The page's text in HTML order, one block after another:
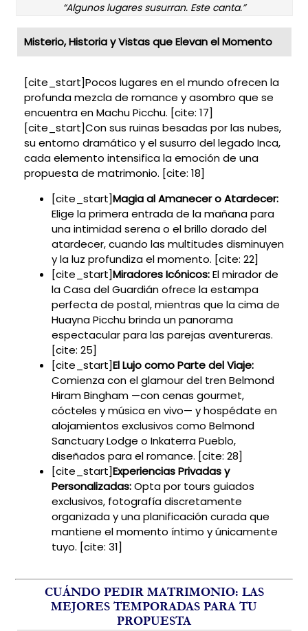
“Algunos lugares susurran. Este canta.”
Misterio, Historia y Vistas que Elevan el Momento
[cite_start]Pocos lugares en el mundo ofrecen la
profunda mezcla de romance y asombro que se
encuentra en Machu Picchu. [cite: 17]
[cite_start]Con sus ruinas besadas por las nubes,
su entorno dramático y el susurro del legado Inca,
cada elemento intensifica la emoción de una
propuesta de matrimonio. [cite: 18]
[cite_start]Magia al Amanecer o Atardecer:
Elige la primera entrada de la mañana para
una intimidad serena o el brillo dorado del
atardecer, cuando las multitudes disminuyen
y la luz profundiza el momento. [cite: 22]
[cite_start]Miradores Icónicos:El mirador de
la Casa del Guardián ofrece la estampa
perfecta de postal, mientras que la cima de
Huayna Picchu brinda un panorama
espectacular para las parejas aventureras.
[cite: 25]
[cite_start]El Lujo como Parte del Viaje:
Comienza con el glamour del tren Belmond
Hiram Bingham —con cenas gourmet,
cócteles y música en vivo— y hospédate en
alojamientos exclusivos como Belmond
Sanctuary Lodge o Inkaterra Pueblo,
diseñados para el romance. [cite: 28]
[cite_start]Experiencias Privadas y
Personalizadas:Opta por tours guiados
exclusivos, fotografía discretamente
organizada y una planificación curada que
mantiene el momento íntimo y únicamente
tuyo. [cite: 31]
CUÁNDO PEDIR MATRIMONIO: LAS
MEJORES TEMPORADAS PARA TU
PROPUESTA